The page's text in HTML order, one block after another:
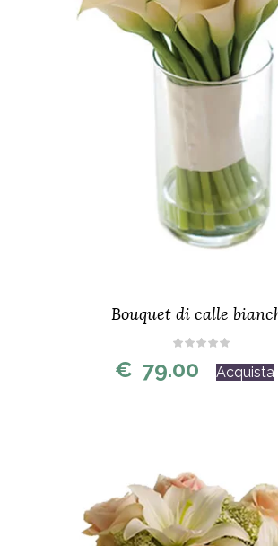
Bouquet di calle
€ 79.00 Acquista